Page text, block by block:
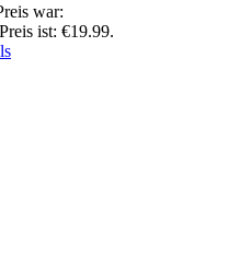
war:
ist: €19.99.